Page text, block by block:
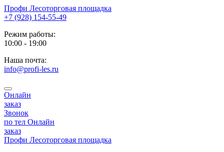
Профи Лесоторговая площадка
+7 (928) 154-55-49
Режим работы:
10:00 - 19:00
Наша почта:
info@profi-les.ru
Онлайн
заказ
Звонок
по тел Онлайн
заказ
Профи Лесоторговая площадка